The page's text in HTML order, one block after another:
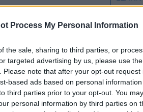
Process My Personal Information
the sale, sharing to third parties, or
targeted advertising by us, please use
Please note that after your opt-out
based ads based on personal
third parties prior to your opt-out. You
personal information by third parties on
Εκτέλεση
Χτυπήστε στο μίξερ το
τα αυγά και τη ζάχαρη.
Ρίξτε το ελαιόλαδο, το γάλα,